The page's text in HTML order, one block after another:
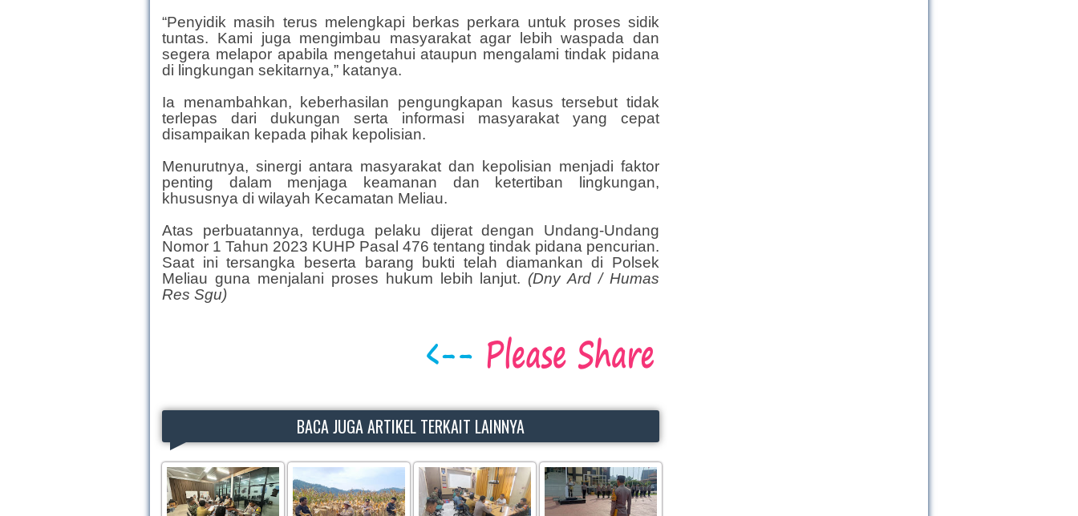
“Penyidik masih terus melengkapi berkas perkara untuk proses sidik
tuntas. Kami juga mengimbau masyarakat agar lebih waspada dan
segera melapor apabila mengetahui ataupun mengalami tindak pidana
di lingkungan sekitarnya,” katanya.
Ia menambahkan, keberhasilan pengungkapan kasus tersebut tidak
terlepas dari dukungan serta informasi masyarakat yang cepat
disampaikan kepada pihak kepolisian.
Menurutnya, sinergi antara masyarakat dan kepolisian menjadi faktor
penting dalam menjaga keamanan dan ketertiban lingkungan,
khususnya di wilayah Kecamatan Meliau.
Atas perbuatannya, terduga pelaku dijerat dengan Undang-Undang
Nomor 1 Tahun 2023 KUHP Pasal 476 tentang tindak pidana pencurian.
Saat ini tersangka beserta barang bukti telah diamankan di Polsek
Meliau guna menjalani proses hukum lebih lanjut. (Dny Ard / Humas
Res Sgu)
BACA JUGA ARTIKEL TERKAIT LAINNYA